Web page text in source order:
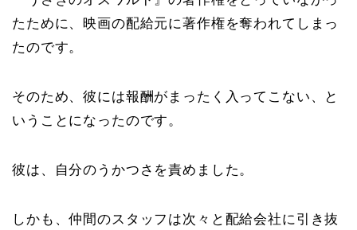
たために、映画の配給元に著作権を奪われてしまっ
たのです。
そのため、彼には報酬がまったく入ってこない、と
いうことになったのです。
彼は、自分のうかつさを責めました。
しかも、仲間のスタッフは次々と配給会社に引き抜